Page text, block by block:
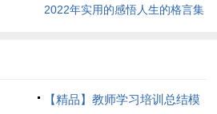
2022年实用的感悟人生的格言集
【精品】教师学习培训总结模